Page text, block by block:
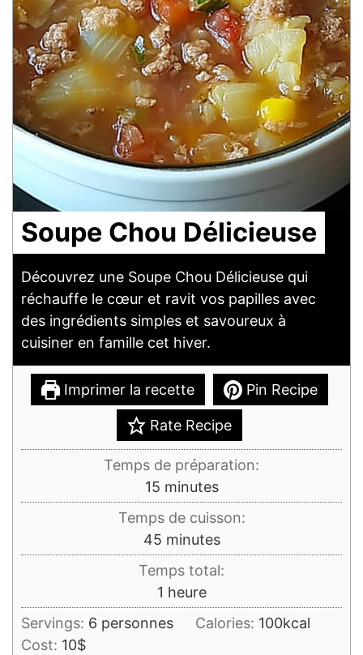
Soupe Chou Délicieuse
Découvrez une Soupe Chou Délicieuse qui
réchauffe le cœur et ravit vos papilles avec
des ingrédients simples et savoureux à
cuisiner en famille cet hiver.
Imprimer la recette Pin Recipe
Rate Recipe
Temps de préparation:
15minutes
minutes
Temps de cuisson:
45minutes
minutes
Temps total:
1 heure
heure
Servings: 6 personnes Calories: 100kcal
Cost: 10$